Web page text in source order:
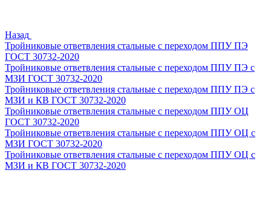
Назад
Тройниковые ответвления стальные с переходом ППУ ПЭ
ГОСТ 30732-2020
Тройниковые ответвления стальные с переходом ППУ ПЭ с
МЗИ ГОСТ 30732-2020
Тройниковые ответвления стальные с переходом ППУ ПЭ с
МЗИ и КВ ГОСТ 30732-2020
Тройниковые ответвления стальные с переходом ППУ ОЦ
ГОСТ 30732-2020
Тройниковые ответвления стальные с переходом ППУ ОЦ с
МЗИ ГОСТ 30732-2020
Тройниковые ответвления стальные с переходом ППУ ОЦ с
МЗИ и КВ ГОСТ 30732-2020